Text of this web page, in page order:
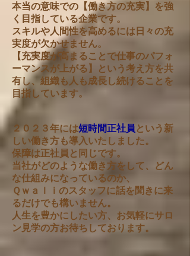
本当の意味での【働き方の充実】を強
く目指している企業です。
スキルや人間性を高めるには日々の充
実度が欠かせません。
【充実度が高まることで仕事のパフォ
ーマンスが上がる】という考え方を共
有し、組織も人も成長し続けることを
目指しています。
２０２３年には短時間正社員 という新
しい働き方も導入いたしました。
保障は正社員と同じです。
当社がどのような働き方をして、どん
な仕組みになっているのか、
Ｑｗａｌｉのスタッフに話を聞きに来
るだけでも構いません。
人生を豊かにしたい方、お気軽にサロ
ン見学の方お待ちしております。